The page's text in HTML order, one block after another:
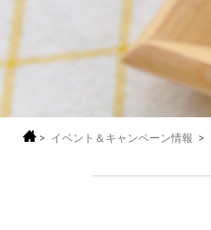
> イベント＆キャンペーン情報 >